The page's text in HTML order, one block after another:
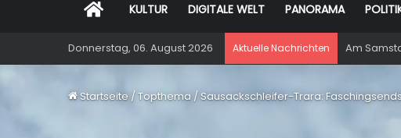
Startseite
KULTUR DIGITALE WELT PANORAMA
Donnerstag, 06. August 2026 Aktuelle Nachrichten Am
Startseite/Topthema /Sausackschleifer-Trara: